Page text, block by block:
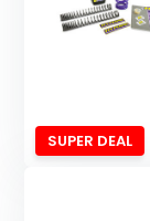
SUPER DEAL